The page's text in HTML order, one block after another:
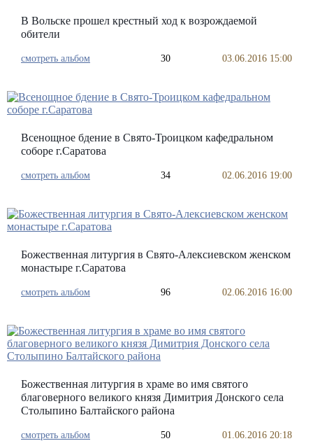
В Вольске прошел крестный ход к возрождаемой
обители
смотреть альбом 30 03.06.2016 15:00
Всенощное бдение в Свято-Троицком кафедральном
соборе г.Саратова
смотреть альбом 34 02.06.2016 19:00
Божественная литургия в Свято-Алексиевском женском
монастыре г.Саратова
смотреть альбом 96 02.06.2016 16:00
Божественная литургия в храме во имя святого
благоверного великого князя Димитрия Донского села
Столыпино Балтайского района
смотреть альбом 50 01.06.2016 20:18